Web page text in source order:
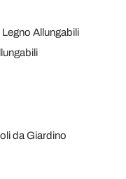
Legno Allungabili
da Giardino